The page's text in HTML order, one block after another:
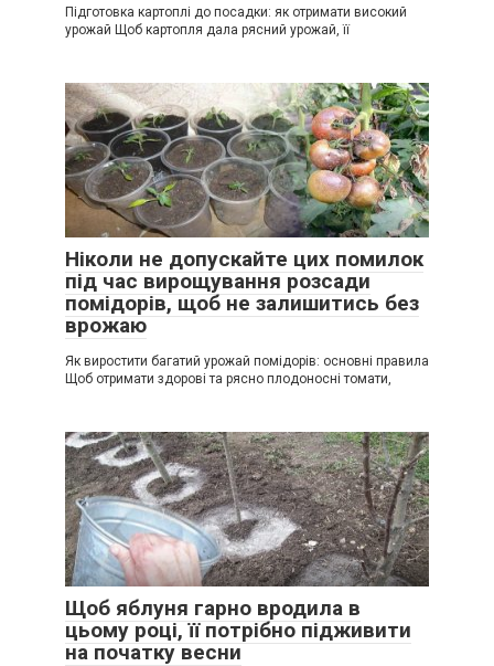
Підготовка картоплі до посадки: як отримати високий
урожай Щоб картопля дала рясний урожай, її
Ніколи не допускайте цих помилок
під час вирощування розсади
помідорів, щоб не залишитись без
врожаю
Як виростити багатий урожай помідорів: основні правила
Щоб отримати здорові та рясно плодоносні томати,
Щоб яблуня гарно вродила в
цьому році, її потрібно підживити
на початку весни